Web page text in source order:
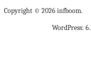
Copyright © 2026 infboom.
WordPress: